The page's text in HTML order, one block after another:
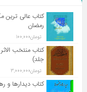
کتاب عالی ترین
رمضان
تومان100,000
کتاب منتخب
جلد)
تومان3,000,000
کتاب دیدارها و